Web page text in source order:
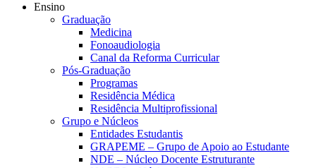
Ensino
Graduação
Medicina
Fonoaudiologia
Canal da Reforma Curricular
Pós-Graduação
Programas
Residência Médica
Residência Multiprofissional
Grupo e Núcleos
Entidades Estudantis
GRAPEME – Grupo de Apoio ao Estudante
NDE – Núcleo Docente Estruturante